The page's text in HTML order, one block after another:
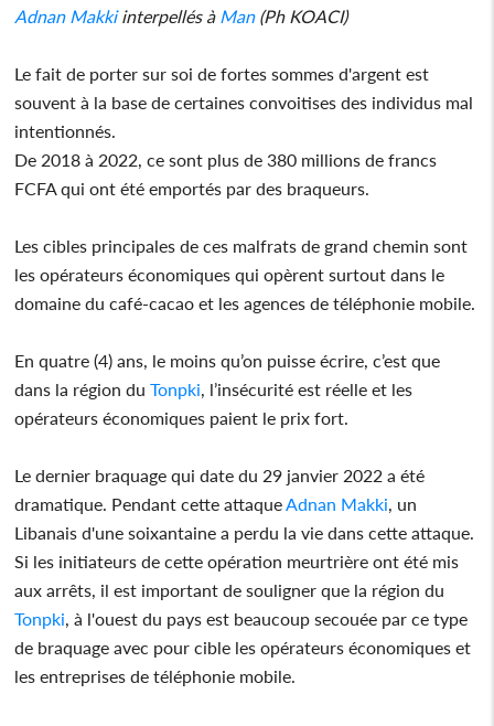
Adnan Makkiinterpellés à Man(Ph KOACI)
Le fait de porter sur soi de fortes sommes d'argent est
souvent à la base de certaines convoitises des individus mal
intentionnés.
De 2018 à 2022, ce sont plus de 380 millions de francs
FCFA qui ont été emportés par des braqueurs.
Les cibles principales de ces malfrats de grand chemin sont
les opérateurs économiques qui opèrent surtout dans le
domaine du café-cacao et les agences de téléphonie mobile.
En quatre (4) ans, le moins qu’on puisse écrire, c’est que
dans la région duTonpki , l’insécurité est réelle et les
opérateurs économiques paient le prix fort.
Le dernier braquage qui date du 29 janvier 2022 a été
dramatique. Pendant cette attaque Adnan Makki , un
Libanais d'une soixantaine a perdu la vie dans cette attaque.
Si les initiateurs de cette opération meurtrière ont été mis
aux arrêts, il est important de souligner que la région du
Tonpki , à l'ouest du pays est beaucoup secouée par ce type
de braquage avec pour cible les opérateurs économiques et
les entreprises de téléphonie mobile.